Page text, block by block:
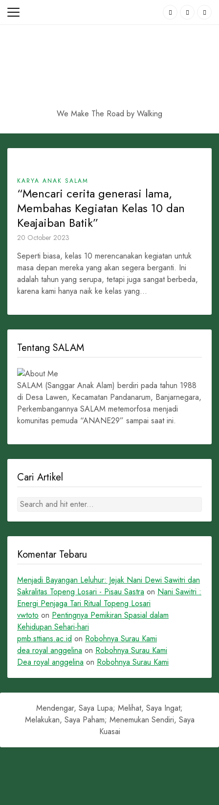
Skip
We Make The Road by Walking
KARYA ANAK SALAM
“Mencari cerita generasi lama,
Membahas Kegiatan Kelas 10 dan
Keajaiban Batik”
20 October 2023
Seperti biasa, kelas 10 merencanakan kegiatan untuk
masa depan mereka yang akan segera berganti. Ini
adalah tahun yang serupa, tetapi juga sangat berbeda,
karena kami hanya naik ke kelas yang...
Tentang SALAM
SALAM (Sanggar Anak Alam) berdiri pada tahun 1988
di Desa Lawen, Kecamatan Pandanarum, Banjarnegara,
Perkembangannya SALAM metemorfosa menjadi
komunitas pemuda “ANANE29” sampai saat ini.
Cari Artikel
Komentar Tebaru
Menjadi Bayangan Leluhur: Jejak Nani Dewi Sawitri dan
Sakralitas Topeng Losari - Pisau Sastra on Nani Sawitri :
Energi Penjaga Tari Ritual Topeng Losari
vwtoto on Pentingnya Pemikiran Spasial dalam
Kehidupan Sehari-hari
pmb.sttians.ac.id on Robohnya Surau Kami
dea royal anggelina on Robohnya Surau Kami
Dea royal anggelina on Robohnya Surau Kami
Mendengar, Saya Lupa; Melihat, Saya Ingat;
Melakukan, Saya Paham; Menemukan Sendiri, Saya
Kuasai